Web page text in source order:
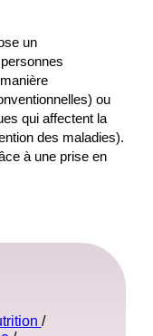
un
ou
qui affectent la
des maladies).
à une prise en
/